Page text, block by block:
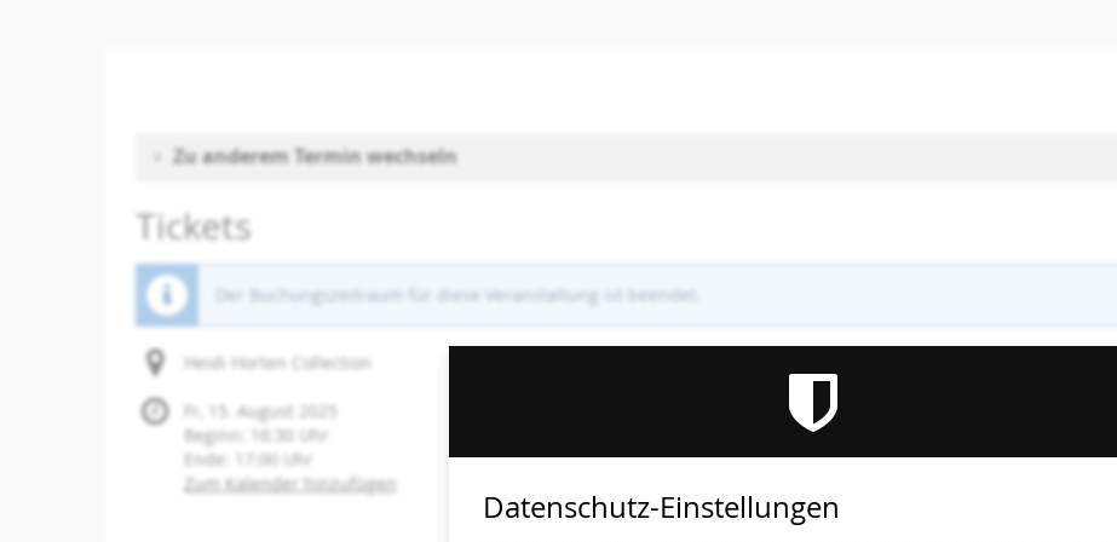
Zu anderem Termin wechseln
Tickets
Der Buchungszeitraum für diese Veranstaltung ist beendet.
Heidi Horten Collection
Fr, 15. August 2025
Beginn:
16:30
Uhr
Ende:
17:00
Uhr
Zum Kalender hinzufügen
Datenschutz-Einstellungen